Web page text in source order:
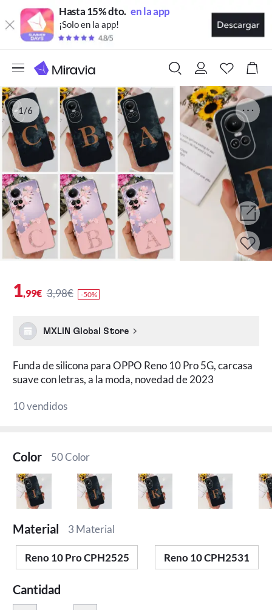
Hasta 15% dto. en la app
¡Solo en la app!
1/6
1,99€ 3,98€ -50%
MXLIN Global Store
Funda de silicona para OPPO Reno 10 Pro 5G, carcasa
suave con letras, a la moda, novedad de 2023
10 vendidos
Color 50 Color
Material 3 Material
Reno 10 Pro CPH2525 Reno 10 CPH2531
Cantidad